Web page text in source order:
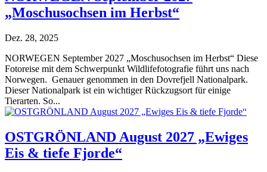
„Moschusochsen im Herbst“
Dez. 28, 2025
NORWEGEN September 2027 „Moschusochsen im Herbst“ Diese
Fotoreise mit dem Schwerpunkt Wildlifefotografie führt uns nach
Norwegen. Genauer genommen in den Dovrefjell Nationalpark.
Dieser Nationalpark ist ein wichtiger Rückzugsort für einige
Tierarten. So...
OSTGRÖNLAND August 2027 „Ewiges
Eis & tiefe Fjorde“